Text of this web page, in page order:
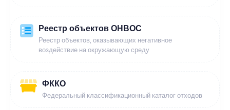
Реестр объектов ОНВОС
Реестр объектов, оказывающих негативное
воздействие на окружающую среду
ФККО
Федеральный классификационный каталог отходов